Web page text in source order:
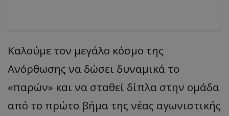
Καλούμε τον μεγάλο κόσμο της
Ανόρθωσης να δώσει δυναμικά το
«παρών» και να σταθεί δίπλα στην ομάδα
από το πρώτο βήμα της νέας αγωνιστικής